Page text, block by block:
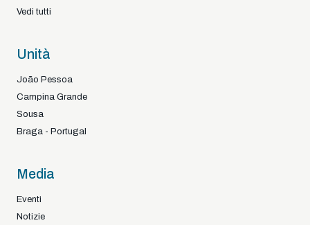
Vedi tutti
Unità
João Pessoa
Campina Grande
Sousa
Braga - Portugal
Media
Eventi
Notizie